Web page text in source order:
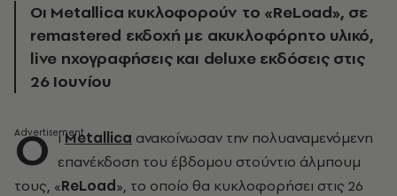
Οι Metallica κυκλοφορούν το «ReLoad», σε
remastered εκδοχή με ακυκλοφόρητο υλικό,
live ηχογραφήσεις και deluxe εκδόσεις στις
26 Ιουνίου
Ο ιMetallica ανακοίνωσαν την πολυαναμενόμενη
επανέκδοση του έβδομου στούντιο άλμπουμ
τους, «ReLoad», το οποίο θα κυκλοφορήσει στις 26